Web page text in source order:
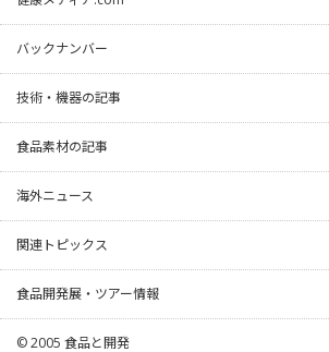
バックナンバー
技術・機器の記事
食品素材の記事
海外ニュース
関連トピックス
食品開発展・ツアー情報
© 2005 食品と開発